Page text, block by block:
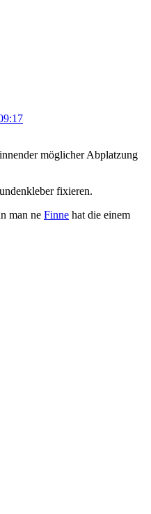
möglicher Abplatzung
fixieren.
man ne Finne hat die einem